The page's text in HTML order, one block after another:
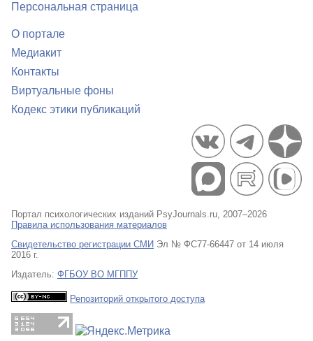
Персональная страница
О портале
Медиакит
Контакты
Виртуальные фоны
Кодекс этики публикаций
Портал психологических изданий PsyJournals.ru, 2007–2026
Правила использования материалов
Свидетельство регистрации СМИ Эл № ФС77-66447 от 14 июля
2016 г.
Издатель: ФГБОУ ВО МГППУ
Репозиторий открытого доступа